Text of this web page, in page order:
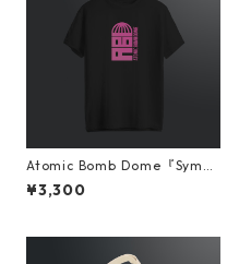
Atomic Bomb Dome『Symbo
l』Tシャツ ブラック
¥3,300